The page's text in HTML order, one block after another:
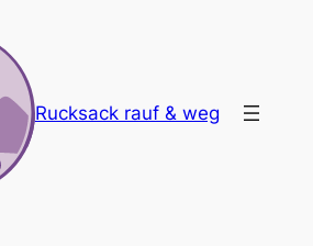
Rucksack rauf & weg